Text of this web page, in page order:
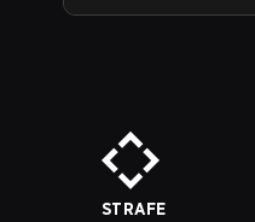
STRAFE